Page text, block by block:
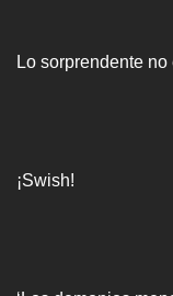
Lo sorprendente no
¡Swish!